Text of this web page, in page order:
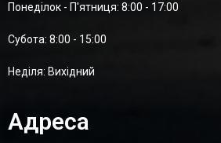
Понеділок - П'ятниця: 8:00 - 17:00
Суботa: 8:00 - 15:00
Неділя: Вихідний
Адреса